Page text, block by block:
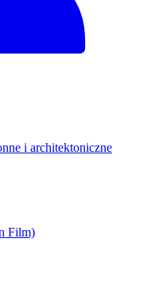
Film)